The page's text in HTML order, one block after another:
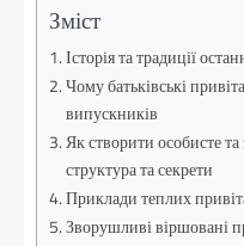
Зміст
Історія та традиції
Чому батьківські
випускників
Як створити особисте
структура та секрети
Приклади теплих
Зворушливі віршовані